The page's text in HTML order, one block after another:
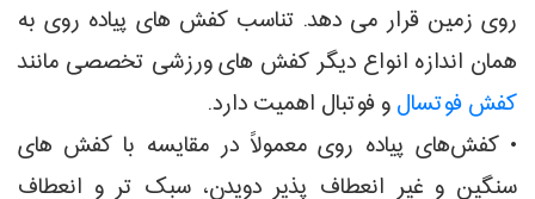
روی زمین قرار می دهد. تناسب کفش های پیاده روی به
همان اندازه انواع دیگر کفش های ورزشی تخصصی مانند
کفش فوتسالو فوتبال اهمیت دارد.
• کفش‌های پیاده روی معمولاً در مقایسه با کفش های
سنگین و غیر انعطاف پذیر دویدن، سبک تر و انعطاف